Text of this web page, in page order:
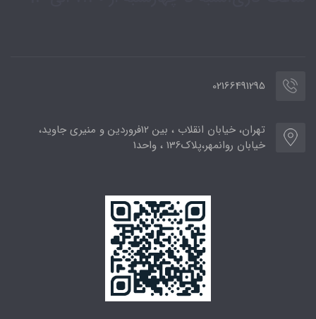
02166491295
تهران، خیابان انقلاب ، بین 12فروردین و منیری جاوید،
خیابان روانمهر،پلاک136 ، واحد1